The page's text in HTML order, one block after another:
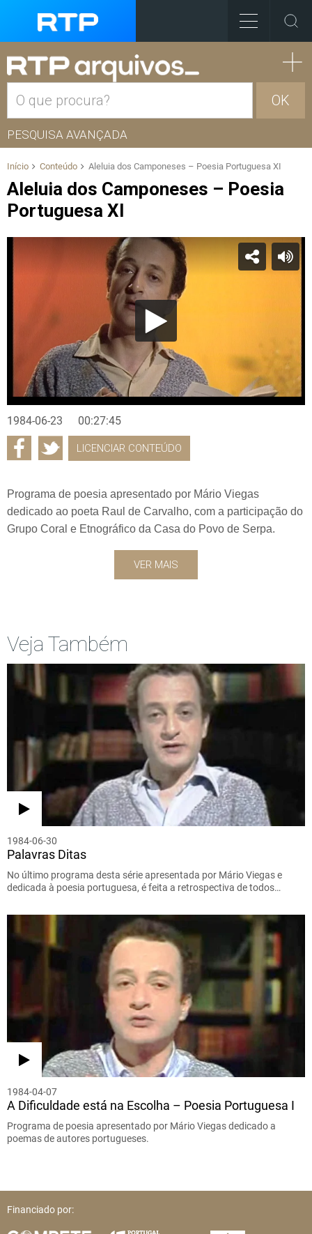
OK
PESQUISA AVANÇADA
Início Conteúdo Aleluia dos Camponeses – Poesia Portuguesa XI
Aleluia dos Camponeses – Poesia
Portuguesa XI
1984-06-23 00:27:45
LICENCIAR CONTEÚDO
Programa de poesia apresentado por Mário Viegas
dedicado ao poeta Raul de Carvalho, com a participação do
Grupo Coral e Etnográfico da Casa do Povo de Serpa.
VER MAIS
Veja Também
1984-06-30
Palavras Ditas
No último programa desta série apresentada por Mário Viegas e
dedicada à poesia portuguesa, é feita a retrospectiva de todos…
1984-04-07
A Dificuldade está na Escolha – Poesia Portuguesa I
Programa de poesia apresentado por Mário Viegas dedicado a
poemas de autores portugueses.
Financiado por: